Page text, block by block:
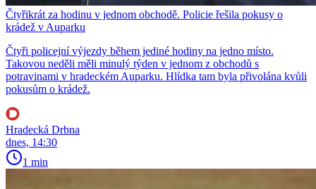
Čtyřikrát za hodinu v jednom obchodě. Policie řešila pokusy o
krádež v Auparku
Čtyři policejní výjezdy během jediné hodiny na jedno místo.
Takovou neděli měli minulý týden v jednom z obchodů s
potravinami v hradeckém Auparku. Hlídka tam byla přivolána kvůli
pokusům o krádež.
Hradecká Drbna
dnes, 14:30
1 min